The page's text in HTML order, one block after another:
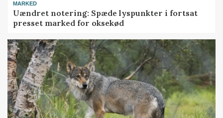
MARKED
Uændret notering: Spæde lyspunkter i fortsat
presset marked for oksekød